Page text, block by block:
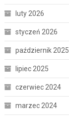
luty 2026
styczeń 2026
październik 2025
lipiec 2025
czerwiec 2024
marzec 2024